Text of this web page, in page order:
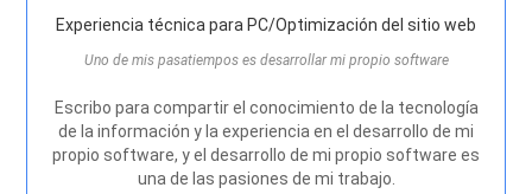
Experiencia técnica para PC/Optimización del sitio web
Uno de mis pasatiempos es desarrollar mi propio software
Escribo para compartir el conocimiento de la tecnología
de la información y la experiencia en el desarrollo de mi
propio software, y el desarrollo de mi propio software es
una de las pasiones de mi trabajo.